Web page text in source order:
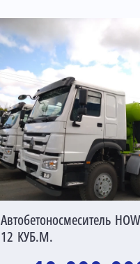
Автобетоносмеситель
12 КУБ.М.